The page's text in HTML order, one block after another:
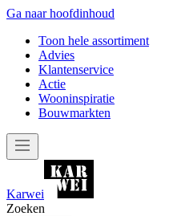
Ga naar hoofdinhoud
Toon hele assortiment
Advies
Klantenservice
Actie
Wooninspiratie
Bouwmarkten
Karwei
Zoeken